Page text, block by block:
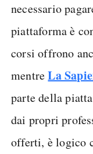
necessario
piattaforma è
corsi offrono
mentreLa
parte della
dai propri
offerti, è logico